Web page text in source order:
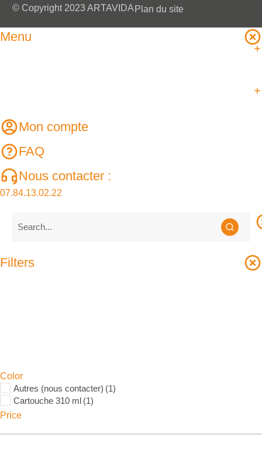
© Copyright 2023 ARTAVIDA Plan du site
Menu
Mon compte
FAQ
Nous contacter :
07.84.13.02.22
Filters
Color
Autres (nous contacter) (1)
Cartouche 310 ml (1)
Price